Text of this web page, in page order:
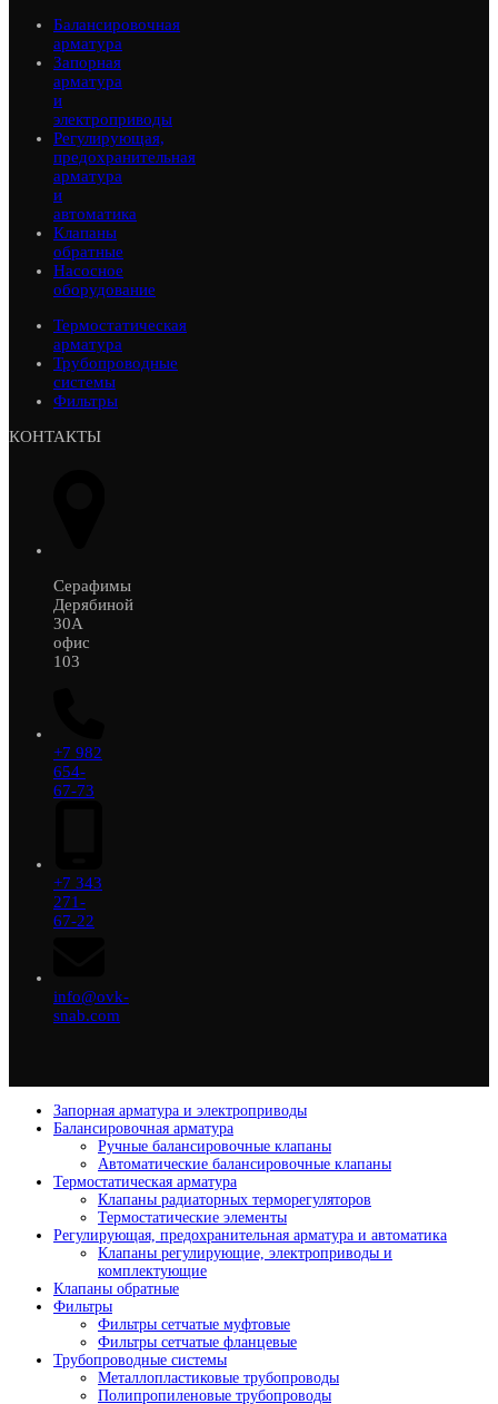
Балансировочная
арматура
Запорная
арматура
и
электроприводы
Регулирующая,
предохранительная
арматура
и
автоматика
Клапаны
обратные
Насосное
оборудование
Термостатическая
арматура
Трубопроводные
системы
Фильтры
КОНТАКТЫ
Серафимы
Дерябиной
30А
офис
103
+7 982
654-
67-73
+7 343
271-
67-22
info@ovk-
snab.com
Запорная арматура и электроприводы
Балансировочная арматура
Ручные балансировочные клапаны
Автоматические балансировочные клапаны
Термостатическая арматура
Клапаны радиаторных терморегуляторов
Термостатические элементы
Регулирующая, предохранительная арматура и автоматика
Клапаны регулирующие, электроприводы и
комплектующие
Клапаны обратные
Фильтры
Фильтры сетчатые муфтовые
Фильтры сетчатые фланцевые
Трубопроводные системы
Металлопластиковые трубопроводы
Полипропиленовые трубопроводы